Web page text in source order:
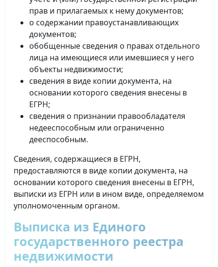
прав и прилагаемых к нему документов;
о содержании правоустанавливающих
документов;
обобщенные сведения о правах отдельного
лица на имеющиеся или имевшиеся у него
объекты недвижимости;
сведения в виде копии документа, на
основании которого сведения внесены в
ЕГРН;
сведения о признании правообладателя
недееспособным или ограниченно
дееспособным.
Сведения, содержащиеся в ЕГРН,
предоставляются в виде копии документа, на
основании которого сведения внесены в ЕГРН,
выписки из ЕГРН или в ином виде, определяемом
уполномоченным органом.
Выписка из Единого
государственного реестра
недвижимости